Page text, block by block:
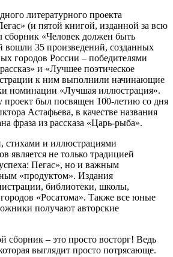
литературного проекта
(и пятой книгой, изданной за всю
сборник «Человек должен быть
вошли 35 произведений, созданных
городов России – победителями
и «Лучшее поэтическое
к ним выполнили начинающие
номинации «Лучшая иллюстрация».
проект был посвящен 100-летию со дня
Астафьева, в качестве названия
фраза из рассказа «Царь-рыба».
стихами и иллюстрациями
является не только традицией
Пегас», но и важным
«продуктом». Издания
библиотеки, школы,
«Росатома». Также все юные
получают авторские
сборник – это просто восторг! Ведь
выглядит просто потрясающе.